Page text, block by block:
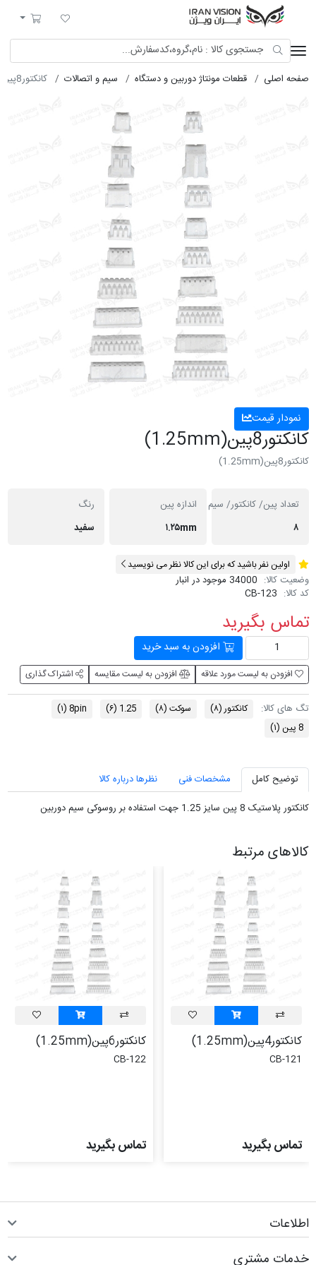
لیست مورد علاقه
سبد خرید
صفحه اصلی قطعات مونتاژ دوربین و دستگاه سیم و اتصالات کانکتور8پین(1.25mm)
نمودار قیمت
کانکتور8پین(1.25mm)
کانکتور8پین(1.25mm)
تعداد پین/ کانکتور/ سیم
۸
اندازه پین
۱.۲۵mm
رنگ
سفید
اولین نفر باشید که برای این کالا نظر می نویسید
وضعیت کالا: 34000 موجود در انبار
کد کالا: CB-123
تماس بگیرید
افزودن به سبد خرید
افزودن به لیست مورد علاقه افزودن به لیست مقایسه اشتراک گذاری
تگ های کالا: کانکتور(۸) سوکت (۸) 1.25 (۶) 8pin (۱)
8 پین
(۱)
توضیح کامل مشخصات فنی
نظرها درباره کالا
کانکتور پلاستیک 8 پین سایز 1.25 جهت استفاده بر روسوکی سیم دوربین
کالاهای مرتبط
کانکتور4پین(1.25mm)
CB-121
تماس بگیرید
کانکتور6پین(1.25mm)
CB-122
تماس بگیرید
اطلاعات
خدمات مشتری